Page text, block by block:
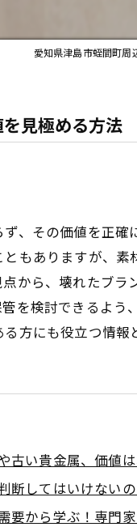
愛知県津島市蛭間町周
見極める方法
、その価値を正
もありますが、
から、壊れたブ
を検討できるよ
方にも役立つ情報
古い貴金属、価値
断してはいけない
要から学ぶ！専門